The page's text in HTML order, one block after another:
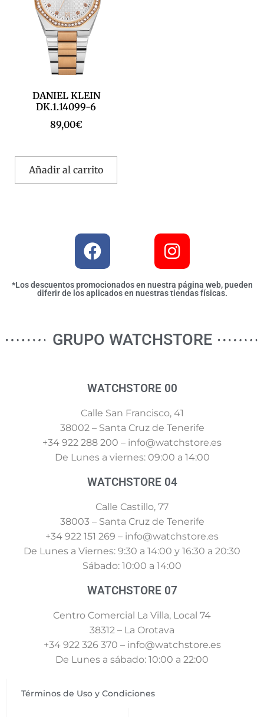
DANIEL KLEIN
DK.1.14099-6
89,00€
Añadir al carrito
*Los descuentos promocionados en nuestra página web, pueden
diferir de los aplicados en nuestras tiendas físicas.
GRUPO WATCHSTORE
WATCHSTORE 00
Calle San Francisco, 41
38002 – Santa Cruz de Tenerife
+34 922 288 200 – info@watchstore.es
De Lunes a viernes: 09:00 a 14:00
WATCHSTORE 04
Calle Castillo, 77
38003 – Santa Cruz de Tenerife
+34 922 151 269 – info@watchstore.es
De Lunes a Viernes: 9:30 a 14:00 y 16:30 a 20:30
Sábado: 10:00 a 14:00
WATCHSTORE 07
Centro Comercial La Villa, Local 74
38312 – La Orotava
+34 922 326 370 – info@watchstore.es
De Lunes a sábado: 10:00 a 22:00
Términos de Uso y Condiciones